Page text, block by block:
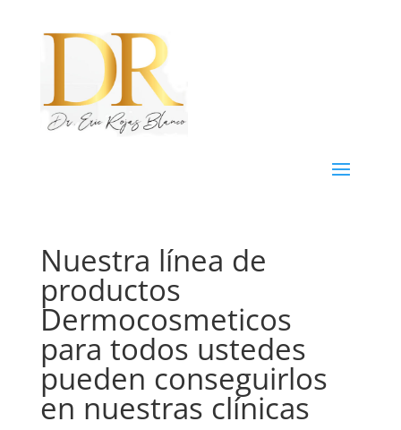
Nuestra línea de
productos
Dermocosmeticos
para todos ustedes
pueden conseguirlos
en nuestras clínicas